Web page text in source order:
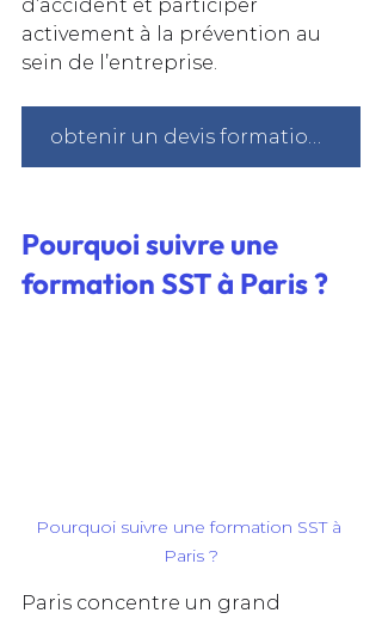
d’accident et participer
activement à la prévention au
sein de l’entreprise.
Pourquoi suivre une
formation SST à Paris ?
Pourquoi suivre une formation SST à
Paris ?
Paris concentre un grand